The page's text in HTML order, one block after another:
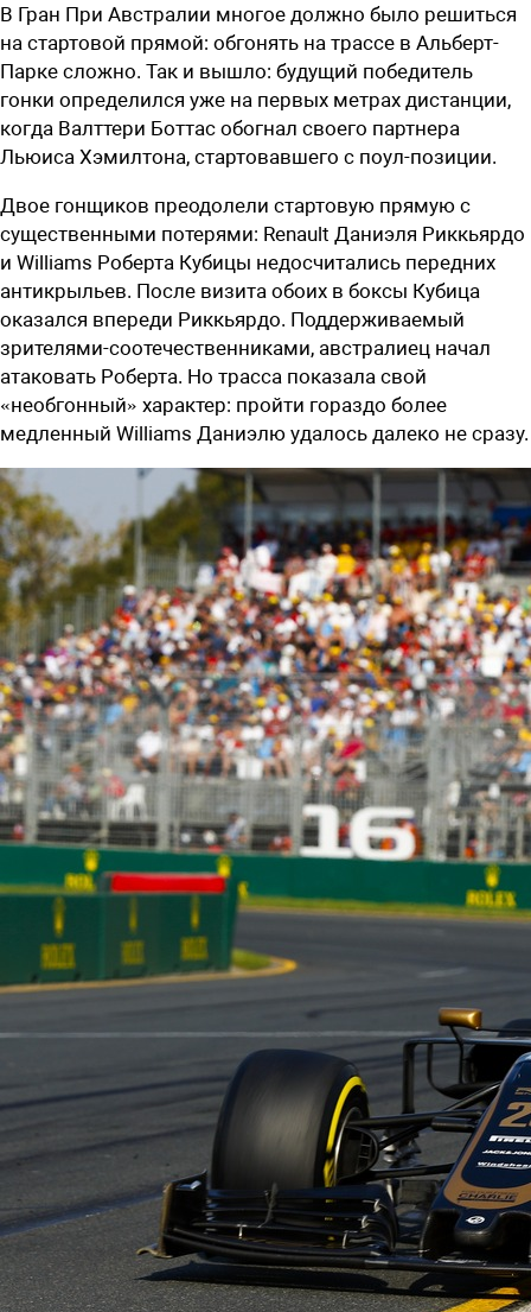
В Гран При Австралии многое должно было решиться
на стартовой прямой: обгонять на трассе в Альберт-
Парке сложно. Так и вышло: будущий победитель
гонки определился уже на первых метрах дистанции,
когда Валттери Боттас обогнал своего партнера
Льюиса Хэмилтона, стартовавшего с поул-позиции.
Двое гонщиков преодолели стартовую прямую с
существенными потерями: Renault Даниэля Риккьярдо
и Williams Роберта Кубицы недосчитались передних
антикрыльев. После визита обоих в боксы Кубица
оказался впереди Риккьярдо. Поддерживаемый
зрителями-соотечественниками, австралиец начал
атаковать Роберта. Но трасса показала свой
«необгонный» характер: пройти гораздо более
медленный Williams Даниэлю удалось далеко не сразу.